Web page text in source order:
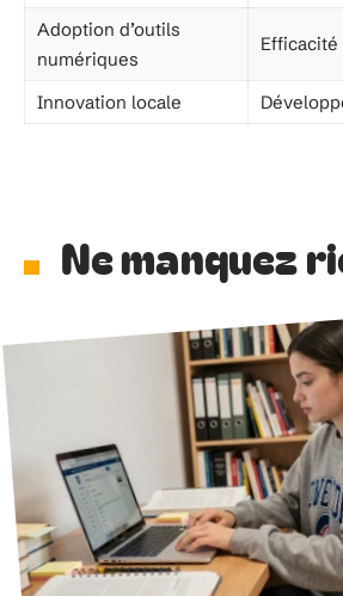
Adoption d’outils
numériques
Efficacité
Innovation locale
Ne manquez